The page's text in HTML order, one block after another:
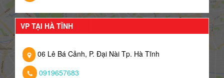
VP TẠI HÀ TĨNH
06 Lê Bá Cảnh, P. Đại Nài Tp. Hà Tĩnh
0919657683